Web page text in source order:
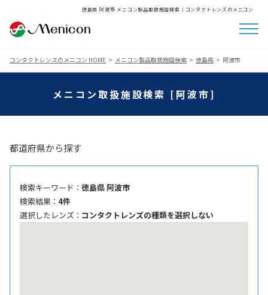
徳島県 阿波市 メニコン製品取扱施設検索│コンタクトレンズのメニコン
コンタクトレンズのメニコン HOME メニコン製品取扱施設検索 徳島県 阿波市
メニコン取扱施設検索 [阿波市]
都道府県から探す
検索キーワード ： 徳島県 阿波市
検索結果 ： 4件
選択したレンズ ： コンタクトレンズの種類を選択しない